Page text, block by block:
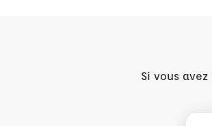
Si vous